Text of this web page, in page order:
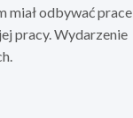
miał odbywać prace
pracy. Wydarzenie